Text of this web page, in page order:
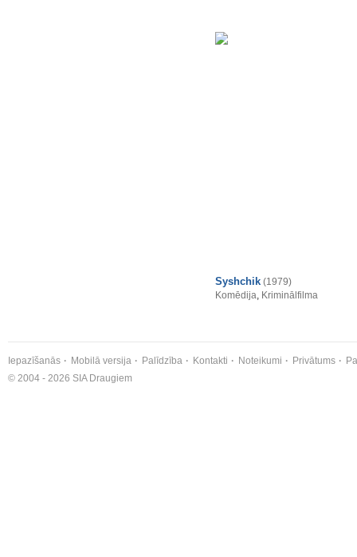
Syshchik (1979)
Komēdija, Kriminālfilma
Iepazīšanās Mobilā versija Palīdzība Kontakti Noteikumi Privātums
© 2004 - 2026 SIA Draugiem